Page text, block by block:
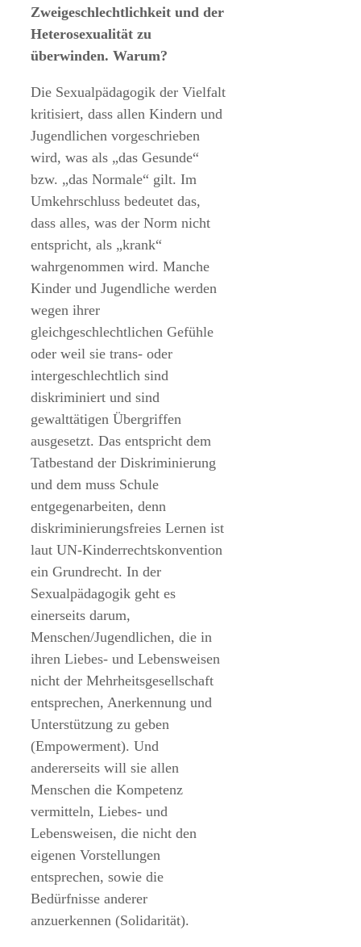
Zweigeschlechtlichkeit und der
Heterosexualität zu
überwinden. Warum?
Die Sexualpädagogik der Vielfalt
kritisiert, dass allen Kindern und
Jugendlichen vorgeschrieben
wird, was als „das Gesunde“
bzw. „das Normale“ gilt. Im
Umkehrschluss bedeutet das,
dass alles, was der Norm nicht
entspricht, als „krank“
wahrgenommen wird. Manche
Kinder und Jugendliche werden
wegen ihrer
gleichgeschlechtlichen Gefühle
oder weil sie trans- oder
intergeschlechtlich sind
diskriminiert und sind
gewalttätigen Übergriffen
ausgesetzt. Das entspricht dem
Tatbestand der Diskriminierung
und dem muss Schule
entgegenarbeiten, denn
diskriminierungsfreies Lernen ist
laut UN-Kinderrechtskonvention
ein Grundrecht. In der
Sexualpädagogik geht es
einerseits darum,
Menschen/Jugendlichen, die in
ihren Liebes- und Lebensweisen
nicht der Mehrheitsgesellschaft
entsprechen, Anerkennung und
Unterstützung zu geben
(Empowerment). Und
andererseits will sie allen
Menschen die Kompetenz
vermitteln, Liebes- und
Lebensweisen, die nicht den
eigenen Vorstellungen
entsprechen, sowie die
Bedürfnisse anderer
anzuerkennen (Solidarität).